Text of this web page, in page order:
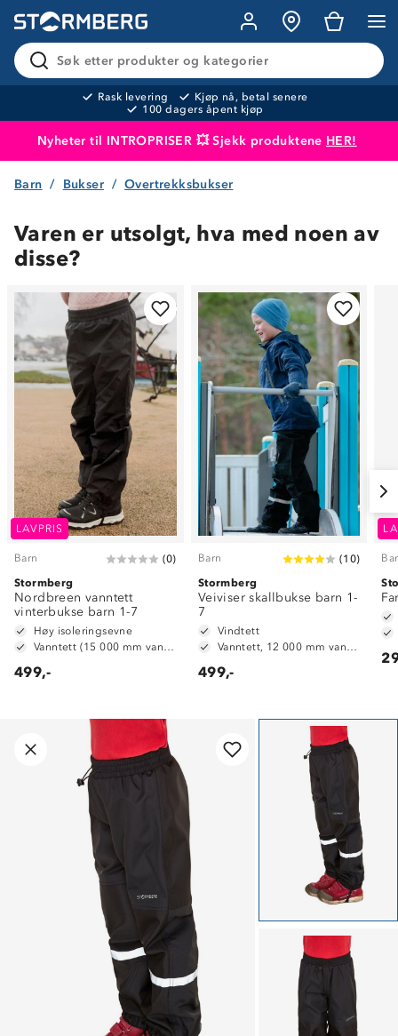
Søk etter produkter og kategorier
Rask levering
Kjøp nå, betal senere
100 dagers åpent kjøp
Nyheter til INTROPRISER 💥 Sjekk produktene HER!
Produktet er lagt i handlekurven
Barn Bukser Overtrekksbukser
Varen er utsolgt, hva med noen av
disse?
LAVPRIS
Barn (0)
Stormberg
Nordbreen vanntett
vinterbukse barn 1-7
Høy isoleringsevne
Vanntett (15 000 mm vannsøyle)
499,-
Barn (10)
Stormberg
Veiviser skallbukse barn 1-
7
Vindtett
Vanntett, 12 000 mm vannsøyle
499,-